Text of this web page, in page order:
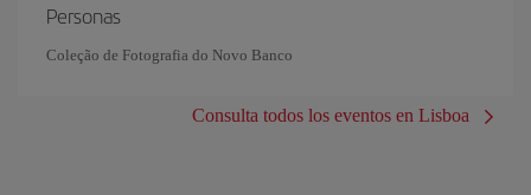
Personas
Coleção de Fotografia do Novo Banco
Consulta todos los eventos en Lisboa